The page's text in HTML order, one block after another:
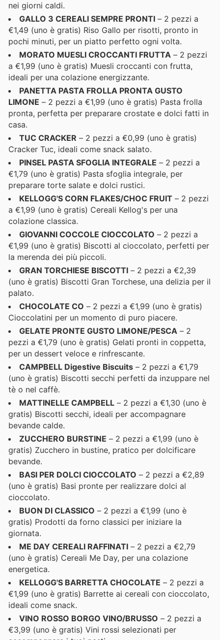
nei giorni caldi.
GALLO 3 CEREALI SEMPRE PRONTI – 2 pezzi a
€1,49 (uno è gratis) Riso Gallo per risotti, pronto in
pochi minuti, per un piatto perfetto ogni volta.
MORATO MUESLI CROCCANTI FRUTTA – 2 pezzi
a €1,99 (uno è gratis) Muesli croccanti con frutta,
ideali per una colazione energizzante.
PANETTA PASTA FROLLA PRONTA GUSTO
LIMONE – 2 pezzi a €1,99 (uno è gratis) Pasta frolla
pronta, perfetta per preparare crostate e dolci fatti in
casa.
TUC CRACKER – 2 pezzi a €0,99 (uno è gratis)
Cracker Tuc, ideali come snack salato.
PINSEL PASTA SFOGLIA INTEGRALE – 2 pezzi a
€1,79 (uno è gratis) Pasta sfoglia integrale, per
preparare torte salate e dolci rustici.
KELLOGG'S CORN FLAKES/CHOC FRUIT – 2 pezzi
a €1,99 (uno è gratis) Cereali Kellog's per una
colazione classica.
GIOVANNI COCCOLE CIOCCOLATO – 2 pezzi a
€1,99 (uno è gratis) Biscotti al cioccolato, perfetti per
la merenda dei più piccoli.
GRAN TORCHIESE BISCOTTI – 2 pezzi a €2,39
(uno è gratis) Biscotti Gran Torchese, una delizia per il
palato.
CHOCOLATE CO – 2 pezzi a €1,99 (uno è gratis)
Cioccolatini per un momento di puro piacere.
GELATE PRONTE GUSTO LIMONE/PESCA – 2
pezzi a €1,79 (uno è gratis) Gelati pronti in coppetta,
per un dessert veloce e rinfrescante.
CAMPBELL Digestive Biscuits – 2 pezzi a €1,79
(uno è gratis) Biscotti secchi perfetti da inzuppare nel
tè o nel caffè.
MATTINELLE CAMPBELL – 2 pezzi a €1,30 (uno è
gratis) Biscotti secchi, ideali per accompagnare
bevande calde.
ZUCCHERO BURSTINE – 2 pezzi a €1,99 (uno è
gratis) Zucchero in bustine, pratico per dolcificare
bevande.
BASI PER DOLCI CIOCCOLATO – 2 pezzi a €2,89
(uno è gratis) Basi pronte per realizzare dolci al
cioccolato.
BUON DI CLASSICO – 2 pezzi a €1,99 (uno è
gratis) Prodotti da forno classici per iniziare la
giornata.
ME DAY CEREALI RAFFINATI – 2 pezzi a €2,79
(uno è gratis) Cereali Me Day, per una colazione
energetica.
KELLOGG'S BARRETTA CHOCOLATE – 2 pezzi a
€1,99 (uno è gratis) Barrette ai cereali con cioccolato,
ideali come snack.
VINO ROSSO BORGO VINO/BRUSSO – 2 pezzi a
€3,99 (uno è gratis) Vini rossi selezionati per